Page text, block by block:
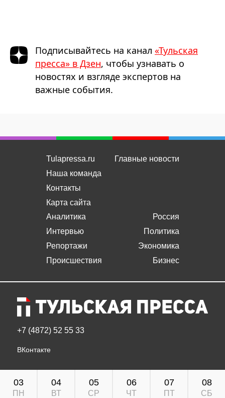
Подписывайтесь на канал «Тульская
пресса» в Дзен, чтобы узнавать о
новостях и взгляде экспертов на
важные события.
Tulapressa.ru
Наша команда
Контакты
Карта сайта
Главные новости
Аналитика
Интервью
Репортажи
Происшествия
Россия
Политика
Экономика
Бизнес
+7 (4872) 52 55 33
ВКонтакте
03
ПН
04
ВТ
05
СР
06
ЧТ
07
ПТ
08
СБ